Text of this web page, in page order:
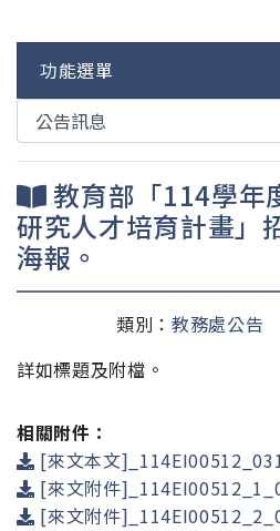
功能選單
教育部「114學年
研究人才培育計畫」
海報。
類別： 教務處公告
詳如標題及附檔。
相關附件：
[來文本文
[來文附件
[來文附件